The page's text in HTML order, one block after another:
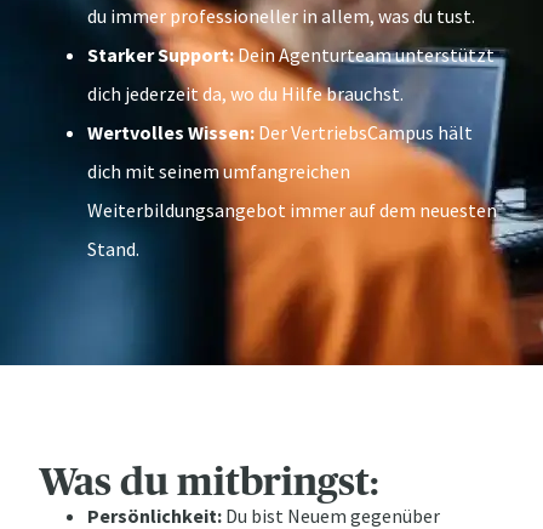
du immer professioneller in allem, was du tust.
Starker Support:Dein Agenturteam unterstützt
dich jederzeit da, wo du Hilfe brauchst.
Wertvolles Wissen: Der VertriebsCampus hält
dich mit seinem umfangreichen
Weiterbildungsangebot immer auf dem neuesten
Stand.
Was du mitbringst:
Persönlichkeit: Du bist Neuem gegenüber